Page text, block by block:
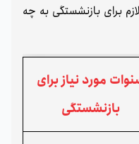
برای بازنشستگی به چه
مورد نیاز برای
بازنشستگی